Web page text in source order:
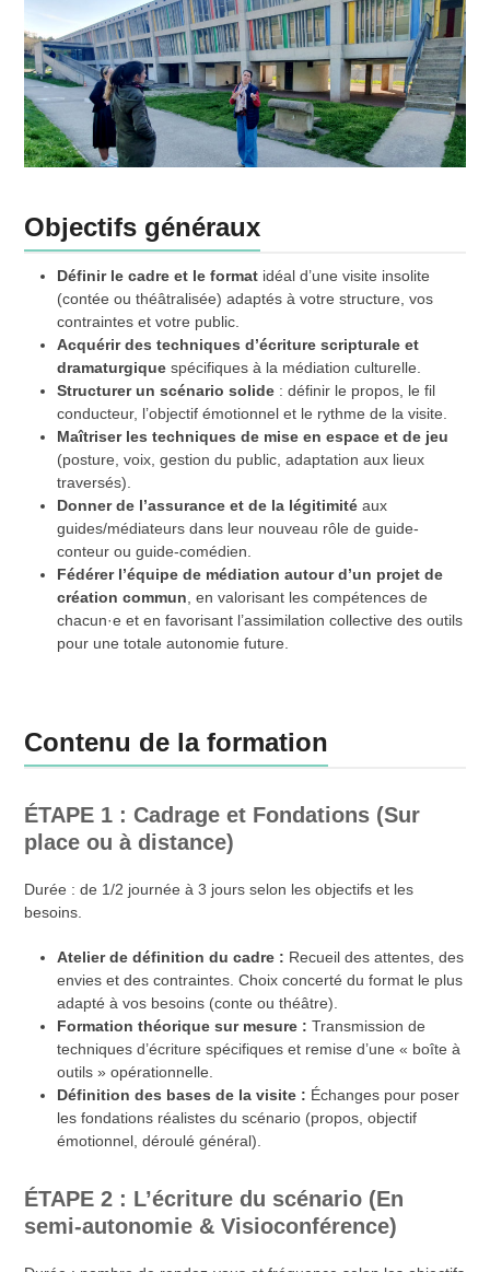
Objectifs généraux
Définir le cadre et le format idéal d’une visite insolite
(contée ou théâtralisée) adaptés à votre structure, vos
contraintes et votre public.
Acquérir des techniques d’écriture scripturale et
dramaturgique spécifiques à la médiation culturelle.
Structurer un scénario solide : définir le propos, le fil
conducteur, l’objectif émotionnel et le rythme de la visite.
Maîtriser les techniques de mise en espace et de jeu
(posture, voix, gestion du public, adaptation aux lieux
traversés).
Donner de l’assurance et de la légitimité aux
guides/médiateurs dans leur nouveau rôle de guide-
conteur ou guide-comédien.
Fédérer l’équipe de médiation autour d’un projet de
création commun , en valorisant les compétences de
chacun·e et en favorisant l’assimilation collective des outils
pour une totale autonomie future.
Contenu de la formation
ÉTAPE 1 : Cadrage et Fondations (Sur
place ou à distance)
Durée : de 1/2 journée à 3 jours selon les objectifs et les
besoins.
Atelier de définition du cadre : Recueil des attentes, des
envies et des contraintes. Choix concerté du format le plus
adapté à vos besoins (conte ou théâtre).
Formation théorique sur mesure : Transmission de
techniques d’écriture spécifiques et remise d’une « boîte à
outils » opérationnelle.
Définition des bases de la visite : Échanges pour poser
les fondations réalistes du scénario (propos, objectif
émotionnel, déroulé général).
ÉTAPE 2 : L’écriture du scénario (En
semi-autonomie & Visioconférence)